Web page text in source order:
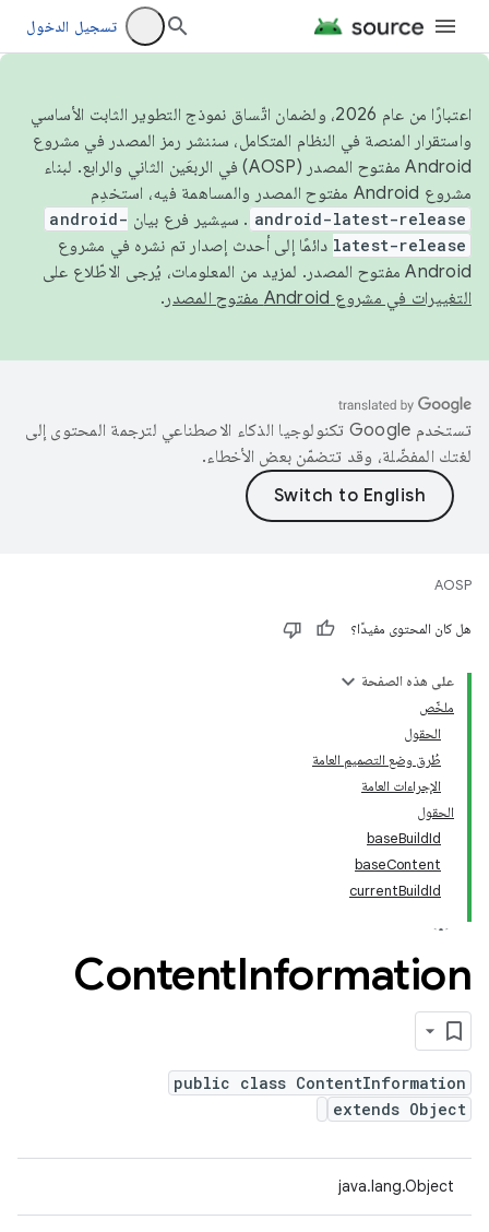
تسجيل الدخول
اعتبارًا من عام 2026، ولضمان اتّساق نموذج التطوير الثابت الأساسي
واستقرار المنصة في النظام المتكامل، سننشر رمز المصدر في مشروع
Android مفتوح المصدر (AOSP) في الربعَين الثاني والرابع. لبناء
مشروع Android مفتوح المصدر والمساهمة فيه، استخدِم
android-latest-release . سيشير فرع بيان android-
latest-release دائمًا إلى أحدث إصدار تم نشره في مشروع
Android مفتوح المصدر. لمزيد من المعلومات، يُرجى الاطّلاع على
التغييرات في مشروع Android مفتوح المصدر
.
تستخدم Google تكنولوجيا الذكاء الاصطناعي لترجمة المحتوى إلى
لغتك المفضّلة، وقد تتضمّن بعض الأخطاء.
AOSP
هل كان المحتوى مفيدًا؟
على هذه الصفحة
ملخّص
الحقول
طُرق وضع التصميم العامة
الإجراءات العامة
الحقول
baseBuildId
baseContent
currentBuildId
ContentInformation
public class ContentInformation
extends Object
java.lang.Object